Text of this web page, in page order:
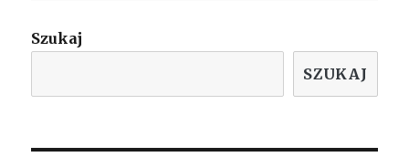
Szukaj
SZUKAJ